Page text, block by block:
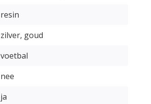
resin
zilver, goud
voetbal
nee
ja